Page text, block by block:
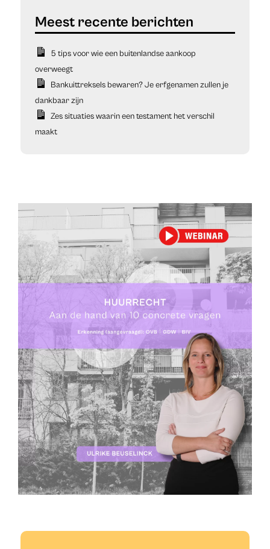
5 tips voor wie een buitenlandse aankoop
overweegt
Bankuittreksels bewaren? Je erfgenamen zullen je
dankbaar zijn
Zes situaties waarin een testament het verschil
maakt